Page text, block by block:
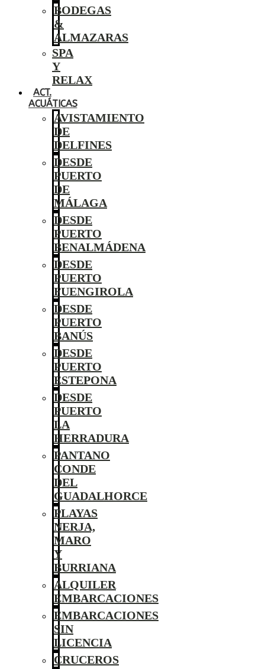
BODEGAS
&
ALMAZARAS
SPA
Y
RELAX
ACT.
ACUÁTICAS
AVISTAMIENTO
DE
DELFINES
DESDE
PUERTO
DE
MÁLAGA
DESDE
PUERTO
BENALMÁDENA
DESDE
PUERTO
FUENGIROLA
DESDE
PUERTO
BANÚS
DESDE
PUERTO
ESTEPONA
DESDE
PUERTO
LA
HERRADURA
PANTANO
CONDE
DEL
GUADALHORCE
PLAYAS
NERJA,
MARO
Y
BURRIANA
ALQUILER
EMBARCACIONES
EMBARCACIONES
SIN
LICENCIA
CRUCEROS